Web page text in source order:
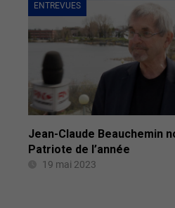
ENTREVUES
Jean-Claude Beauchemin
Patriote de l’année
19 mai 2023